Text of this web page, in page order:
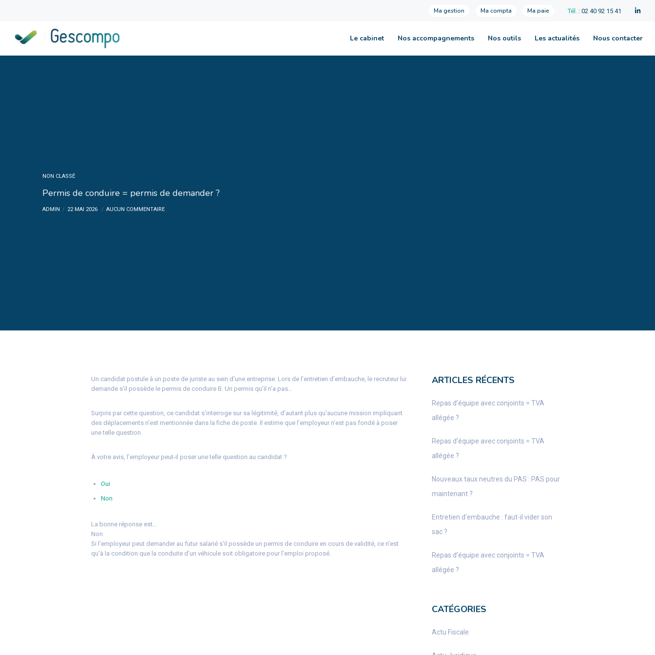
Ma gestion Ma compta Ma paie Tél. : 02 40 92 15 41
Le cabinet Nos accompagnements Nos outils Les actualités Nous contacter
NON CLASSÉ
Permis de conduire = permis de demander ?
ADMIN 22 MAI 2026 AUCUN COMMENTAIRE
Un candidat postule à un poste de juriste au sein d’une entreprise. Lors de l’entretien d’embauche, le recruteur lui
demande s’il possède le permis de conduire B. Un permis qu’il n’a pas…
Surpris par cette question, ce candidat s’interroge sur sa légitimité, d’autant plus qu’aucune mission impliquant
des déplacements n’est mentionnée dans la fiche de poste. Il estime que l’employeur n’est pas fondé à poser
une telle question.
À votre avis, l’employeur peut-il poser une telle question au candidat ?
Oui
Non
La bonne réponse est…
Non
Si l’employeur peut demander au futur salarié s’il possède un permis de conduire en cours de validité, ce n’est
qu’à la condition que la conduite d’un véhicule soit obligatoire pour l’emploi proposé.
ARTICLES RÉCENTS
Repas d’équipe avec conjoints = TVA
allégée ?
Repas d’équipe avec conjoints = TVA
allégée ?
Nouveaux taux neutres du PAS : PAS pour
maintenant ?
Entretien d’embauche : faut-il vider son
sac ?
Repas d’équipe avec conjoints = TVA
allégée ?
CATÉGORIES
Actu Fiscale